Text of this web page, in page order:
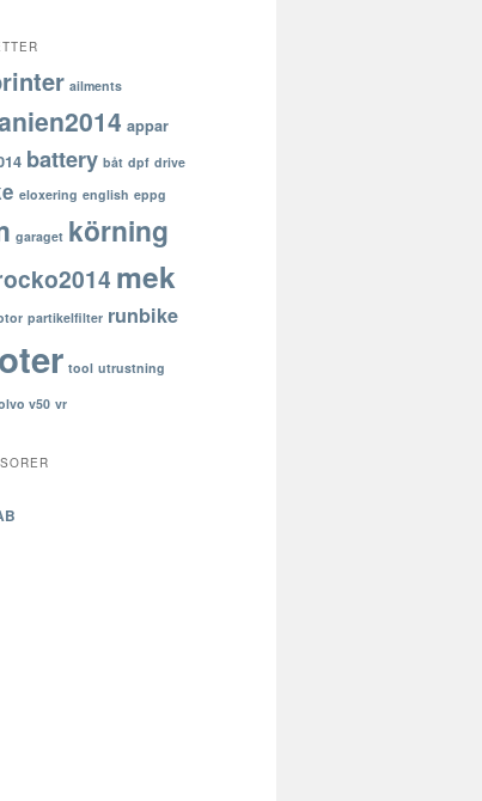
ailments
appar
battery båt dpf drive
eloxering english eppg
garaget körning
mek
partikelfilter runbike
tool utrustning
v50 vr